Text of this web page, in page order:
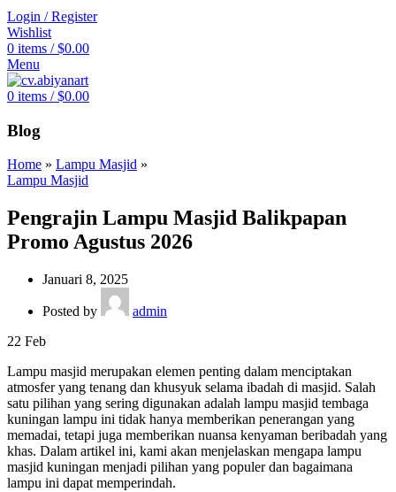
Login / Register
Wishlist
0 items / $0.00
Menu
0 items / $0.00
Blog
Home » Lampu Masjid »
Lampu Masjid
Pengrajin Lampu Masjid Balikpapan
Promo Agustus 2026
Januari 8, 2025
Posted by
admin
22 Feb
Lampu masjid merupakan elemen penting dalam menciptakan
atmosfer yang tenang dan khusyuk selama ibadah di masjid. Salah
satu pilihan yang sering digunakan adalah lampu masjid tembaga
kuningan lampu ini tidak hanya memberikan penerangan yang
memadai, tetapi juga memberikan nuansa kenyaman beribadah yang
khas. Dalam artikel ini, kami akan menjelaskan mengapa lampu
masjid kuningan menjadi pilihan yang populer dan bagaimana
lampu ini dapat memperindah.